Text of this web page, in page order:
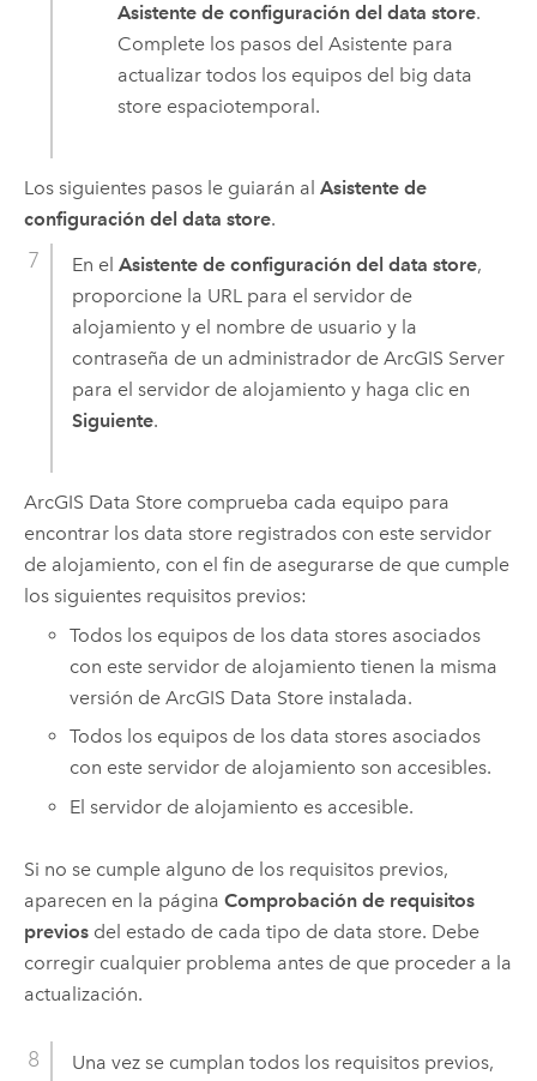
Asistente de configuración del data store.
Complete los pasos del Asistente para
actualizar todos los equipos del big data
store espaciotemporal.
Los siguientes pasos le guiarán al Asistente de
configuración del data store.
En el Asistente de configuración del data store,
proporcione la URL para el servidor de
alojamiento y el nombre de usuario y la
contraseña de un administrador de ArcGIS Server
para el servidor de alojamiento y haga clic en
Siguiente.
ArcGIS Data Storecomprueba cada equipo para
encontrar los data store registrados con este servidor
de alojamiento, con el fin de asegurarse de que cumple
los siguientes requisitos previos:
Todos los equipos de los data stores asociados
con este servidor de alojamiento tienen la misma
versión deArcGIS Data Store instalada.
Todos los equipos de los data stores asociados
con este servidor de alojamiento son accesibles.
El servidor de alojamiento es accesible.
Si no se cumple alguno de los requisitos previos,
aparecen en la página Comprobación de requisitos
previosdel estado de cada tipo de data store. Debe
corregir cualquier problema antes de que proceder a la
actualización.
Una vez se cumplan todos los requisitos previos,